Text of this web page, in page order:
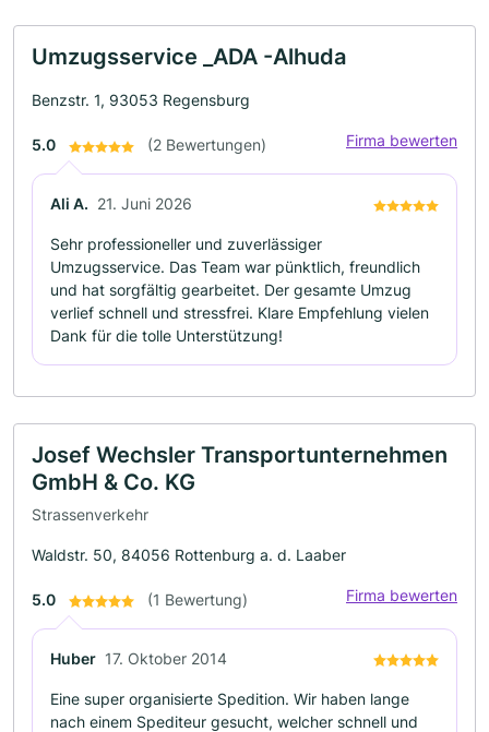
Umzugsservice _ADA -Alhuda
Benzstr. 1, 93053 Regensburg
5.0 (2 Bewertungen) Firma bewerten
Ali A. 21. Juni 2026
Sehr professioneller und zuverlässiger
Umzugsservice. Das Team war pünktlich, freundlich
und hat sorgfältig gearbeitet. Der gesamte Umzug
verlief schnell und stressfrei. Klare Empfehlung vielen
Dank für die tolle Unterstützung!
Josef Wechsler Transportunternehmen
GmbH & Co. KG
Strassenverkehr
Waldstr. 50, 84056 Rottenburg a. d. Laaber
5.0 (1 Bewertung) Firma bewerten
Huber 17. Oktober 2014
Eine super organisierte Spedition. Wir haben lange
nach einem Spediteur gesucht, welcher schnell und